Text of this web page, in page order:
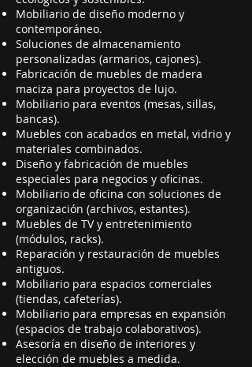
Mobiliario de diseño moderno y
contemporáneo.
Soluciones de almacenamiento
personalizadas (armarios, cajones).
Fabricación de muebles de madera
maciza para proyectos de lujo.
Mobiliario para eventos (mesas, sillas,
bancas).
Muebles con acabados en metal, vidrio y
materiales combinados.
Diseño y fabricación de muebles
especiales para negocios y oficinas.
Mobiliario de oficina con soluciones de
organización (archivos, estantes).
Muebles de TV y entretenimiento
(módulos, racks).
Reparación y restauración de muebles
antiguos.
Mobiliario para espacios comerciales
(tiendas, cafeterías).
Mobiliario para empresas en expansión
(espacios de trabajo colaborativos).
Asesoría en diseño de interiores y
elección de muebles a medida.